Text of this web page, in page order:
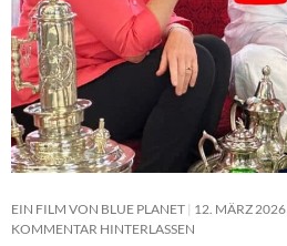
EIN FILM VON BLUE PLANET 12. MÄRZ 2026
KOMMENTAR HINTERLASSEN